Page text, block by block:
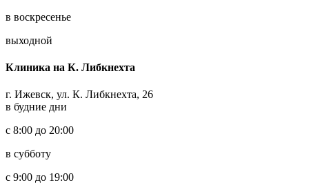
в воскресенье
выходной
Клиника на К. Либкнехта
г. Ижевск, ул. К. Либкнехта, 26
в будние дни
с 8:00 до 20:00
в субботу
с 9:00 до 19:00